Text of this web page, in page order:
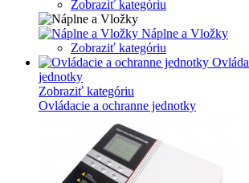
Zobraziť kategóriu
Náplne a Vložky
Zobraziť kategóriu
jednotky
Zobraziť kategóriu
Ovládacie a ochranne jednotky